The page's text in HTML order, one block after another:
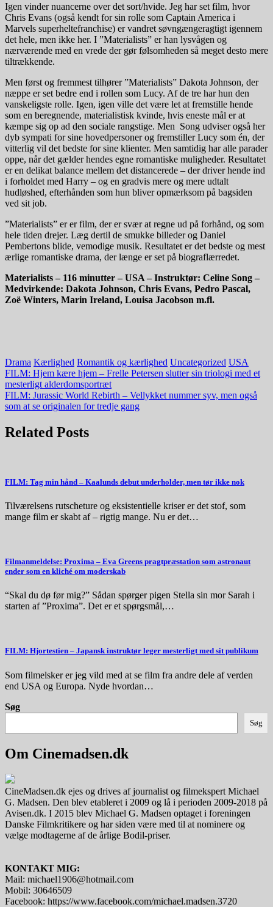
Igen vinder nuancerne over det sort/hvide. Jeg har set film, hvor
Chris Evans (også kendt for sin rolle som Captain America i
Marvels superheltefranchise) er vandret søvngængeragtigt igennem
det hele, men ikke her. I ”Materialists” er han lysvågen og
nærværende med en vrede der gør følsomheden så meget desto mere
tiltrækkende.
Men først og fremmest tilhører ”Materialists” Dakota Johnson, der
næppe er set bedre end i rollen som Lucy. Af de tre har hun den
vanskeligste rolle. Igen, igen ville det være let at fremstille hende
som en beregnende, materialistisk kvinde, hvis eneste mål er at
kæmpe sig op ad den sociale rangstige. Men Song udviser også her
dyb sympati for sine hovedpersoner og fremstiller Lucy som én, der
vitterlig vil det bedste for sine klienter. Men samtidig har alle parader
oppe, når det gælder hendes egne romantiske muligheder. Resultatet
er en delikat balance mellem det distancerede – der driver hende ind
i forholdet med Harry – og en gradvis mere og mere udtalt
hudløshed, efterhånden som hun bliver opmærksom på bagsiden
ved sit job.
”Materialists” er er film, der er svær at regne ud på forhånd, og som
hele tiden drejer. Læg dertil de smukke billeder og Daniel
Pembertons blide, vemodige musik. Resultatet er det bedste og mest
ærlige romantiske drama, der længe er set på biograflærredet.
Materialists – 116 minutter – USA – Instruktør: Celine Song –
Medvirkende: Dakota Johnson, Chris Evans, Pedro Pascal,
Zoë Winters, Marin Ireland, Louisa Jacobson m.fl.
Drama Kærlighed Romantik og kærlighed Uncategorized USA
Indlægsnavigation
FILM: Hjem kære hjem – Frelle Petersen slutter sin triologi med et
mesterligt alderdomsportræt
FILM: Jurassic World Rebirth – Vellykket nummer syv, men også
som at se originalen for tredje gang
Related Posts
FILM: Tag min hånd – Kaalunds debut underholder, men tør ikke nok
Tilværelsens rutscheture og eksistentielle kriser er det stof, som
mange film er skabt af – rigtig mange. Nu er det…
Filmanmeldelse: Proxima – Eva Greens pragtpræstation som astronaut
ender som en kliché om moderskab
“Skal du dø før mig?” Sådan spørger pigen Stella sin mor Sarah i
starten af ”Proxima”. Det er et spørgsmål,…
FILM: Hjortestien – Japansk instruktør leger mesterligt med sit publikum
Som filmelsker er jeg vild med at se film fra andre dele af verden
end USA og Europa. Nyde hvordan…
Søg
Søg
Om Cinemadsen.dk
CineMadsen.dk ejes og drives af journalist og filmekspert Michael
G. Madsen. Den blev etableret i 2009 og lå i perioden 2009-2018 på
Avisen.dk. I 2015 blev Michael G. Madsen optaget i foreningen
Danske Filmkritikere og har siden være med til at nominere og
vælge modtagerne af de årlige Bodil-priser.
KONTAKT MIG:
Mail: michael1906@hotmail.com
Mobil: 30646509
Facebook: https://www.facebook.com/michael.madsen.3720